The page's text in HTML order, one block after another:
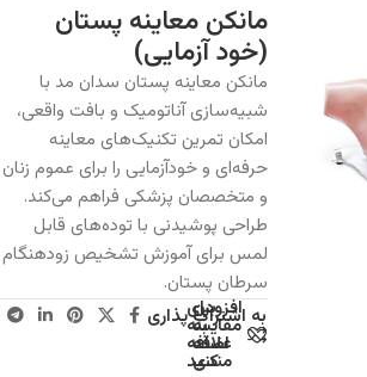
مانکن معاینه پستان
(خود آزمایی)
مانکن معاینه پستان سدان مد با
شبیه‌سازی آناتومیک و بافت واقعی،
امکان تمرین تکنیک‌های معاینه
حرفه‌ای و خودآزمایی را برای عموم زنان
و متخصصان پزشکی فراهم می‌کند.
طراحی پوشیدنی با توده‌های قابل
لمس برای آموزش تشخیص زودهنگام
سرطان پستان.
برای
مقایسه
اضافه
کنید
افزودن
به
علاقه
مندی
به اشتراک پذاری